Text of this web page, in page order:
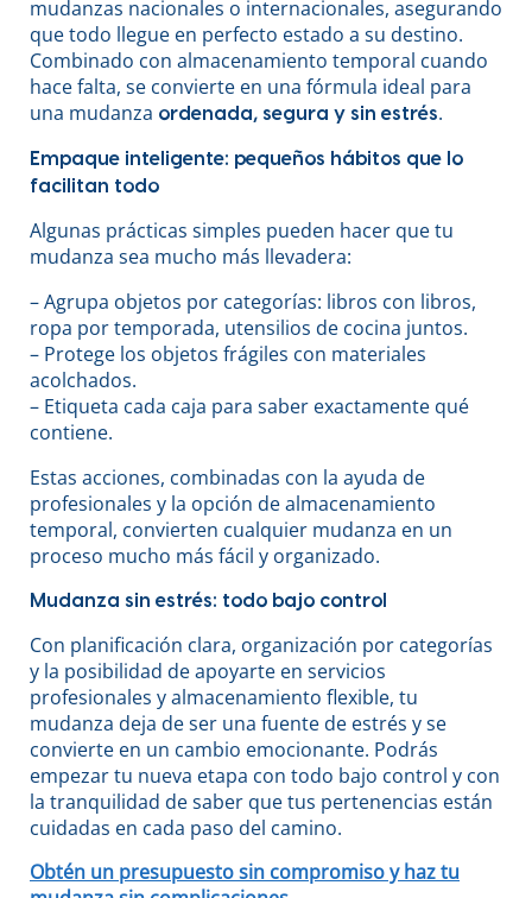
mudanzas nacionales o internacionales, asegurando
que todo llegue en perfecto estado a su destino.
Combinado con almacenamiento temporal cuando
hace falta, se convierte en una fórmula ideal para
una mudanza ordenada, segura y sin estrés.
Empaque inteligente: pequeños hábitos que lo
facilitan todo
Algunas prácticas simples pueden hacer que tu
mudanza sea mucho más llevadera:
– Agrupa objetos por categorías: libros con libros,
ropa por temporada, utensilios de cocina juntos.
– Protege los objetos frágiles con materiales
acolchados.
– Etiqueta cada caja para saber exactamente qué
contiene.
Estas acciones, combinadas con la ayuda de
profesionales y la opción de almacenamiento
temporal, convierten cualquier mudanza en un
proceso mucho más fácil y organizado.
Mudanza sin estrés: todo bajo control
Con planificación clara, organización por categorías
y la posibilidad de apoyarte en servicios
profesionales y almacenamiento flexible, tu
mudanza deja de ser una fuente de estrés y se
convierte en un cambio emocionante. Podrás
empezar tu nueva etapa con todo bajo control y con
la tranquilidad de saber que tus pertenencias están
cuidadas en cada paso del camino.
Obtén un presupuesto sin compromiso y haz tu